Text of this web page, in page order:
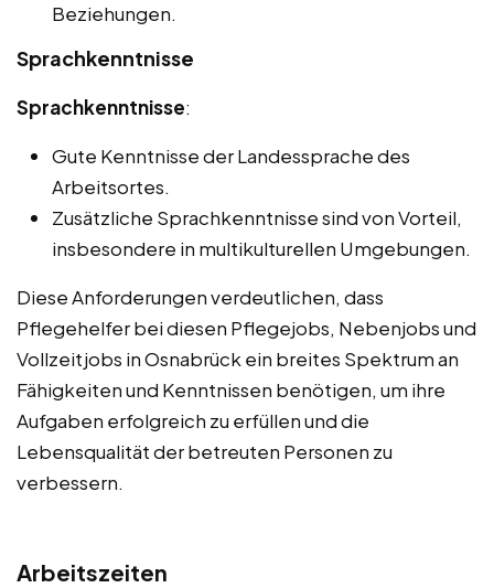
Beziehungen.
Sprachkenntnisse
Sprachkenntnisse:
Gute Kenntnisse der Landessprache des
Arbeitsortes.
Zusätzliche Sprachkenntnisse sind von Vorteil,
insbesondere in multikulturellen Umgebungen.
Diese Anforderungen verdeutlichen, dass
Pflegehelfer bei diesen Pflegejobs, Nebenjobs und
Vollzeitjobs in Osnabrück ein breites Spektrum an
Fähigkeiten und Kenntnissen benötigen, um ihre
Aufgaben erfolgreich zu erfüllen und die
Lebensqualität der betreuten Personen zu
verbessern.
Arbeitszeiten